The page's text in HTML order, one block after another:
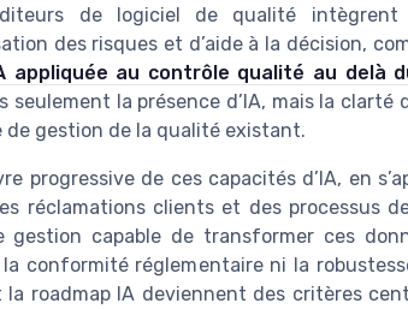
de logiciel de qualité intègrent
des risques et d’aide à la décision,
appliquée au contrôle qualité au delà
la présence d’IA, mais la clarté
de gestion de la qualité existant.
progressive de ces capacités d’IA, en
réclamations clients et des processus
gestion capable de transformer ces
conformité réglementaire ni la
roadmap IA deviennent des critères